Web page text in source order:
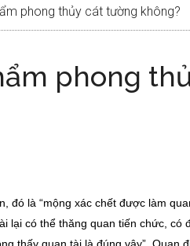
phong thủy cát tường không?
phong
đó là “mộng xác chết được làm
lại có thể thăng quan tiến chức, có